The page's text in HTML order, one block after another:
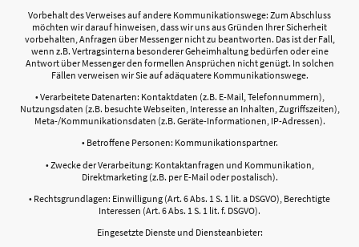
Vorbehalt des Verweises auf andere Kommunikationswege: Zum Abschluss
möchten wir darauf hinweisen, dass wir uns aus Gründen Ihrer Sicherheit
vorbehalten, Anfragen über Messenger nicht zu beantworten. Das ist der Fall,
wenn z.B. Vertragsinterna besonderer Geheimhaltung bedürfen oder eine
Antwort über Messenger den formellen Ansprüchen nicht genügt. In solchen
Fällen verweisen wir Sie auf adäquatere Kommunikationswege.
• Verarbeitete Datenarten: Kontaktdaten (z.B. E-Mail, Telefonnummern),
Nutzungsdaten (z.B. besuchte Webseiten, Interesse an Inhalten, Zugriffszeiten),
Meta-/Kommunikationsdaten (z.B. Geräte-Informationen, IP-Adressen).
• Betroffene Personen: Kommunikationspartner.
• Zwecke der Verarbeitung: Kontaktanfragen und Kommunikation,
Direktmarketing (z.B. per E-Mail oder postalisch).
• Rechtsgrundlagen: Einwilligung (Art. 6 Abs. 1 S. 1 lit. a DSGVO), Berechtigte
Interessen (Art. 6 Abs. 1 S. 1 lit. f. DSGVO).
Eingesetzte Dienste und Diensteanbieter: